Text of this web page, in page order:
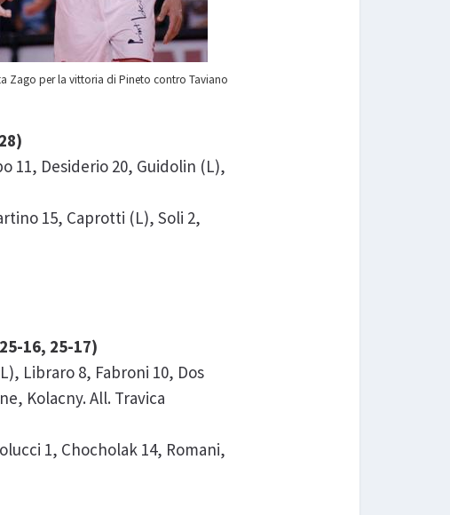
Zago per la vittoria di Pineto contro Taviano
11, Desiderio 20, Guidolin (L),
15, Caprotti (L), Soli 2,
25-16, 25-17)
Libraro 8, Fabroni 10, Dos
Kolacny. All. Travica
1, Chocholak 14, Romani,